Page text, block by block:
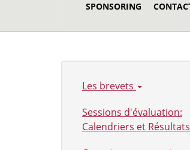
SPONSORING
Les brevets
Sessions d'évaluation:
Calendriers et Résultats